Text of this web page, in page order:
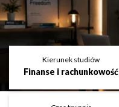
Kierunek studiów
Finanse i rachunkowość